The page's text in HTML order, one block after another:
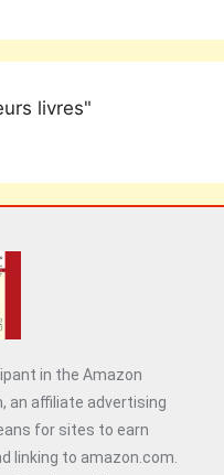
livres"
in the Amazon
an affiliate advertising
for sites to earn
linking to amazon.com.